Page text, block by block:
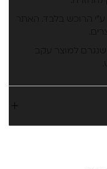
ע”י הרוכש בלבד. האתר